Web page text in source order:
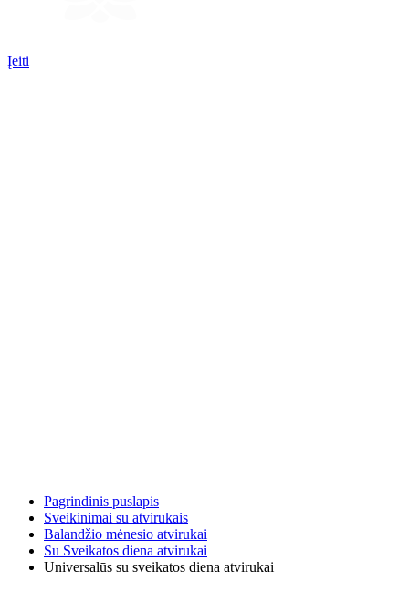
Įeiti
Pagrindinis puslapis
Sveikinimai su atvirukais
Balandžio mėnesio atvirukai
Su Sveikatos diena atvirukai
Universalūs su sveikatos diena atvirukai